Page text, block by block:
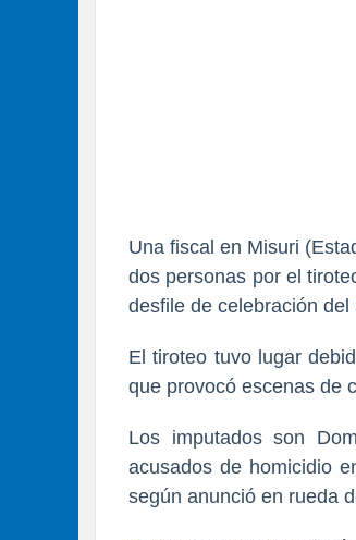
Una fiscal en Misuri
dos personas por el
desfile de celebración
El tiroteo tuvo lugar
que provocó escenas de
Los imputados son
acusados de homicidio
según anunció en rueda